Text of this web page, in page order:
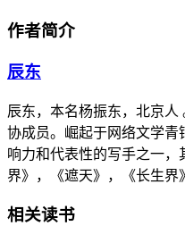
作者简介
辰东
辰东，本名杨振东，北京
协成员。崛起于网络文学
响力和代表性的写手之一
界》，《遮天》，《长生
相关读书